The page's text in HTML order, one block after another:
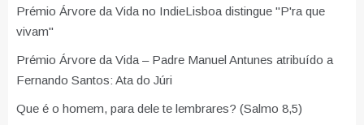
Prémio Árvore da Vida no IndieLisboa distingue "P'ra que
vivam"
Prémio Árvore da Vida – Padre Manuel Antunes atribuído a
Fernando Santos: Ata do Júri
Que é o homem, para dele te lembrares? (Salmo 8,5)